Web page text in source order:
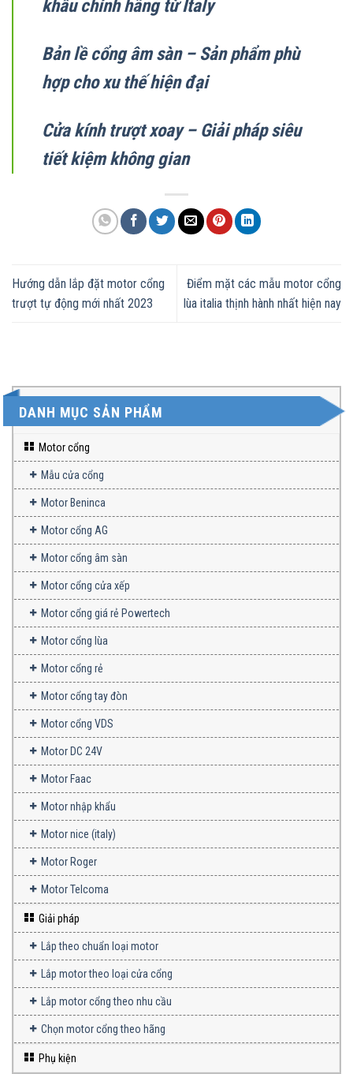
khẩu chính hãng từ Italy
Bản lề cổng âm sàn – Sản phẩm phù
hợp cho xu thế hiện đại
Cửa kính trượt xoay – Giải pháp siêu
tiết kiệm không gian
Hướng dẫn lắp đặt motor cổng
trượt tự động mới nhất 2023
Điểm mặt các mẫu motor cổng
lùa italia thịnh hành nhất hiện nay
DANH MỤC SẢN PHẨM
Motor cổng
Mẫu cửa cổng
Motor Beninca
Motor cổng AG
Motor cổng âm sàn
Motor cổng cửa xếp
Motor cổng giá rẻ Powertech
Motor cổng lùa
Motor cổng rẻ
Motor cổng tay đòn
Motor cổng VDS
Motor DC 24V
Motor Faac
Motor nhập khẩu
Motor nice (italy)
Motor Roger
Motor Telcoma
Giải pháp
Lắp theo chuẩn loại motor
Lắp motor theo loại cửa cổng
Lắp motor cổng theo nhu cầu
Chọn motor cổng theo hãng
Phụ kiện